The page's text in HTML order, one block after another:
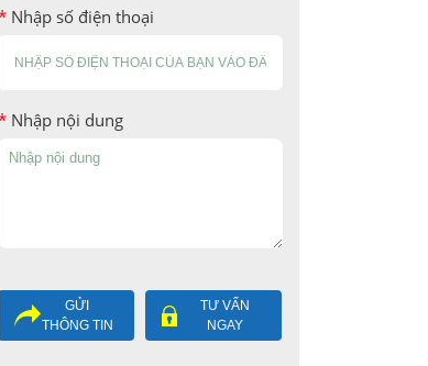
Nhập số điện thoại
Nhập nội dung
GỬI
THÔNG TIN
TƯ VẤN
NGAY